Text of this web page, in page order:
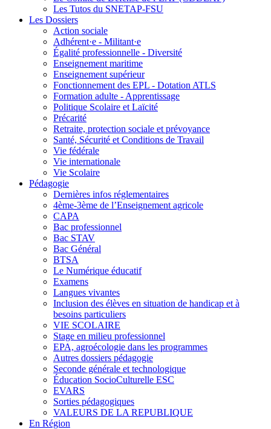
Les Tutos du SNETAP-FSU
Les Dossiers
Action sociale
Adhérent·e - Militant·e
Égalité professionnelle - Diversité
Enseignement maritime
Enseignement supérieur
Fonctionnement des EPL - Dotation ATLS
Formation adulte - Apprentissage
Politique Scolaire et Laïcité
Précarité
Retraite, protection sociale et prévoyance
Santé, Sécurité et Conditions de Travail
Vie fédérale
Vie internationale
Vie Scolaire
Pédagogie
Dernières infos réglementaires
4ème-3ème de l’Enseignement agricole
CAPA
Bac professionnel
Bac STAV
Bac Général
BTSA
Le Numérique éducatif
Examens
Langues vivantes
Inclusion des élèves en situation de handicap et à
besoins particuliers
VIE SCOLAIRE
Stage en milieu professionnel
EPA, agroécologie dans les programmes
Autres dossiers pédagogie
Seconde générale et technologique
Éducation SocioCulturelle ESC
EVARS
Sorties pédagogiques
VALEURS DE LA REPUBLIQUE
En Région